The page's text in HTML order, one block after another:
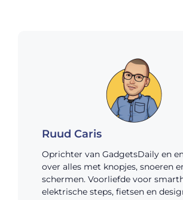
Ruud Caris
Oprichter van GadgetsDaily en
over alles met knopjes, snoeren
schermen. Voorliefde voor
elektrische steps, fietsen en